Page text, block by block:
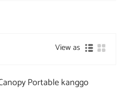
View as
Portable kanggo